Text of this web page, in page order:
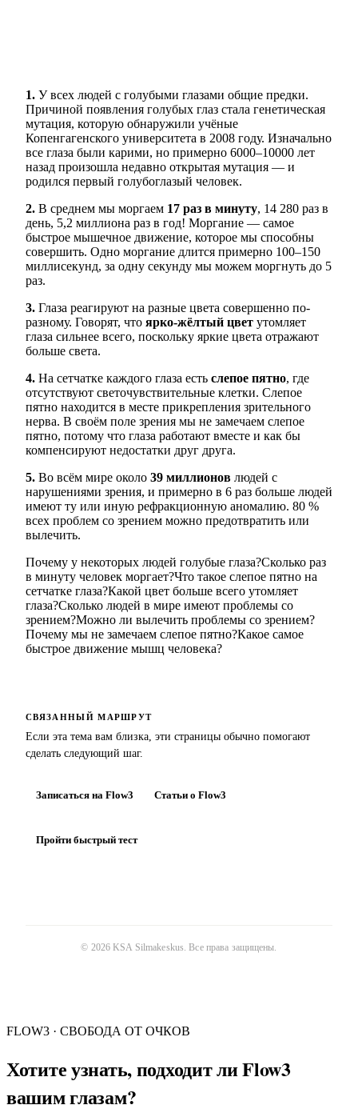
1. У всех людей с голубыми глазами общие предки.
Причиной появления голубых глаз стала генетическая
мутация, которую обнаружили учёные
Копенгагенского университета в 2008 году. Изначально
все глаза были карими, но примерно 6000–10000 лет
назад произошла недавно открытая мутация — и
родился первый голубоглазый человек.
2. В среднем мы моргаем 17 раз в минуту, 14 280 раз в
день, 5,2 миллиона раз в год! Моргание — самое
быстрое мышечное движение, которое мы способны
совершить. Одно моргание длится примерно 100–150
миллисекунд, за одну секунду мы можем моргнуть до 5
раз.
3. Глаза реагируют на разные цвета совершенно по-
разному. Говорят, что ярко-жёлтый цвет утомляет
глаза сильнее всего, поскольку яркие цвета отражают
больше света.
4. На сетчатке каждого глаза есть слепое пятно, где
отсутствуют светочувствительные клетки. Слепое
пятно находится в месте прикрепления зрительного
нерва. В своём поле зрения мы не замечаем слепое
пятно, потому что глаза работают вместе и как бы
компенсируют недостатки друг друга.
5. Во всём мире около 39 миллионов людей с
нарушениями зрения, и примерно в 6 раз больше людей
имеют ту или иную рефракционную аномалию. 80 %
всех проблем со зрением можно предотвратить или
вылечить.
Почему у некоторых людей голубые глаза?Сколько раз
в минуту человек моргает?Что такое слепое пятно на
сетчатке глаза?Какой цвет больше всего утомляет
глаза?Сколько людей в мире имеют проблемы со
зрением?Можно ли вылечить проблемы со зрением?
Почему мы не замечаем слепое пятно?Какое самое
быстрое движение мышц человека?
СВЯЗАННЫЙ МАРШРУТ
Если эта тема вам близка, эти страницы обычно помогают
сделать следующий шаг.
Записаться на Flow3 Статьи о Flow3
Пройти быстрый тест
© 2026 KSA Silmakeskus. Все права защищены.
FLOW3 · СВОБОДА ОТ ОЧКОВ
Хотите узнать, подходит ли Flow3
вашим глазам?